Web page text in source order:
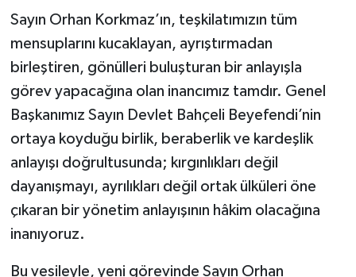
Sayın Orhan Korkmaz’ın, teşkilatımızın tüm
mensuplarını kucaklayan, ayrıştırmadan
birleştiren, gönülleri buluşturan bir anlayışla
görev yapacağına olan inancımız tamdır. Genel
Başkanımız Sayın Devlet Bahçeli Beyefendi’nin
ortaya koyduğu birlik, beraberlik ve kardeşlik
anlayışı doğrultusunda; kırgınlıkları değil
dayanışmayı, ayrılıkları değil ortak ülküleri öne
çıkaran bir yönetim anlayışının hâkim olacağına
inanıyoruz.
Bu vesileyle, yeni görevinde Sayın Orhan